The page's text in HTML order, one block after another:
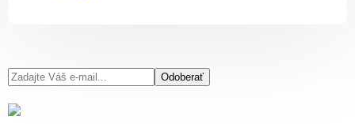
Odoberať